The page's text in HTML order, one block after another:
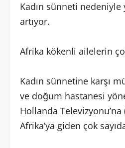
Kadın sünneti nedeniyle
artıyor.
Afrika kökenli ailelerin
Kadın sünnetine karşı
ve doğum hastanesi
Hollanda
Afrika’ya giden çok